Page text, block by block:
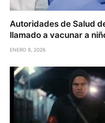
Autoridades de Salud
llamado a vacunar a
ENERO 8, 2026